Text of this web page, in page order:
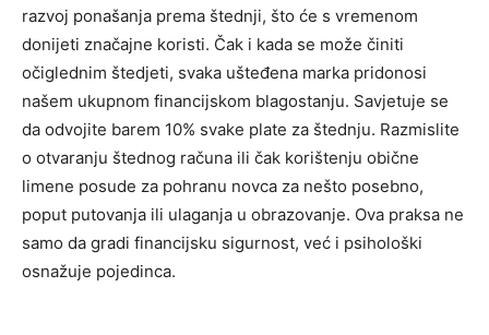
razvoj ponašanja prema štednji, što će s vremenom
donijeti značajne koristi. Čak i kada se može činiti
očiglednim štedjeti, svaka ušteđena marka pridonosi
našem ukupnom financijskom blagostanju. Savjetuje se
da odvojite barem 10% svake plate za štednju. Razmislite
o otvaranju štednog računa ili čak korištenju obične
limene posude za pohranu novca za nešto posebno,
poput putovanja ili ulaganja u obrazovanje. Ova praksa ne
samo da gradi financijsku sigurnost, već i psihološki
osnažuje pojedinca.